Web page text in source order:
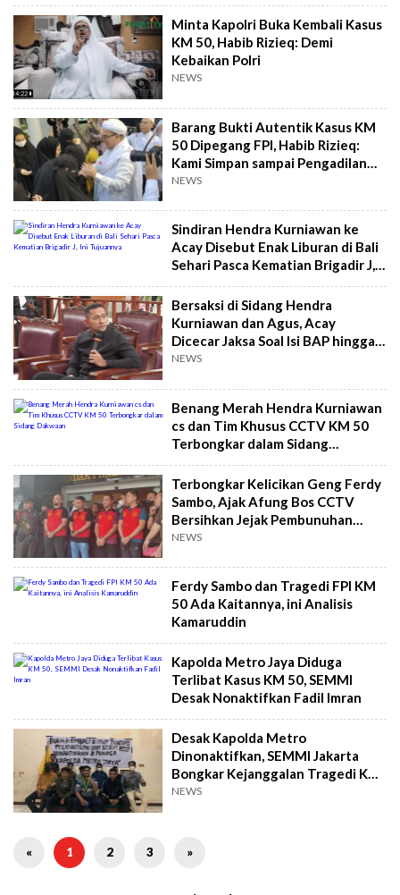
Minta Kapolri Buka Kembali Kasus
KM 50, Habib Rizieq: Demi
Kebaikan Polri
NEWS
Barang Bukti Autentik Kasus KM
50 Dipegang FPI, Habib Rizieq:
Kami Simpan sampai Pengadilan
HAM Digelar!
NEWS
Sindiran Hendra Kurniawan ke
Acay Disebut Enak Liburan di Bali
Sehari Pasca Kematian Brigadir J,
Ini Tujuannya
Bersaksi di Sidang Hendra
Kurniawan dan Agus, Acay
Dicecar Jaksa Soal Isi BAP hingga
Keterlibatan di Kasus KM 50
NEWS
Benang Merah Hendra Kurniawan
cs dan Tim Khusus CCTV KM 50
Terbongkar dalam Sidang
Terbongkar Kelicikan Geng Ferdy
Sambo, Ajak Afung Bos CCTV
Bersihkan Jejak Pembunuhan
Brigadir J di Duren Tiga
NEWS
Ferdy Sambo dan Tragedi FPI KM
50 Ada Kaitannya, ini Analisis
Kamaruddin
Kapolda Metro Jaya Diduga
Terlibat Kasus KM 50, SEMMI
Desak Nonaktifkan Fadil Imran
Desak Kapolda Metro
Dinonaktifkan, SEMMI Jakarta
Bongkar Kejanggalan Tragedi KM
50 Laskar FPI
NEWS
« 1 2 3 »